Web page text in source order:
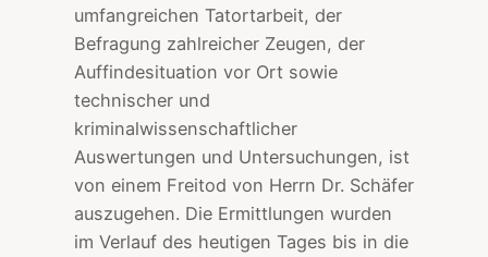
umfangreichen Tatortarbeit, der
Befragung zahlreicher Zeugen, der
Auffindesituation vor Ort sowie
technischer und
kriminalwissenschaftlicher
Auswertungen und Untersuchungen, ist
von einem Freitod von Herrn Dr. Schäfer
auszugehen. Die Ermittlungen wurden
im Verlauf des heutigen Tages bis in die